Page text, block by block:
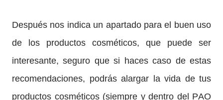
Después nos indica un apartado para el buen uso
de los productos cosméticos, que puede ser
interesante, seguro que si haces caso de estas
recomendaciones, podrás alargar la vida de tus
productos cosméticos (siempre y dentro del PAO